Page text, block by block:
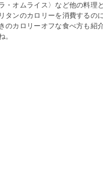
・オムライス〉など他の料理
タンのカロリーを消費するの
のカロリーオフな食べ方も紹
。